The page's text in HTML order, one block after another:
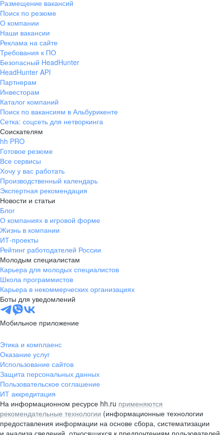
Размещение вакансий
Поиск по резюме
О компании
Наши вакансии
Реклама на сайте
Требования к ПО
Безопасный HeadHunter
HeadHunter API
Партнерам
Инвесторам
Каталог компаний
Поиск по вакансиям в Альбурикенте
Сетка: соцсеть для нетворкинга
Соискателям
hh PRO
Готовое резюме
Все сервисы
Хочу у вас работать
Производственный календарь
Экспертная рекомендация
Новости и статьи
Блог
О компаниях в игровой форме
Жизнь в компании
ИТ-проекты
Рейтинг работодателей России
Молодым специалистам
Карьера для молодых специалистов
Школа программистов
Карьера в некоммерческих организациях
Боты для уведомлений
Мобильное приложение
Этика и комплаенс
Оказание услуг
Использование сайтов
Защита персональных данных
Пользовательское соглашение
ИТ аккредитация
На информационном ресурсе hh.ru применяются
рекомендательные технологии (информационные технологии
предоставления информации на основе сбора, систематизации
и анализа сведений, относящихся к предпочтениям пользователей